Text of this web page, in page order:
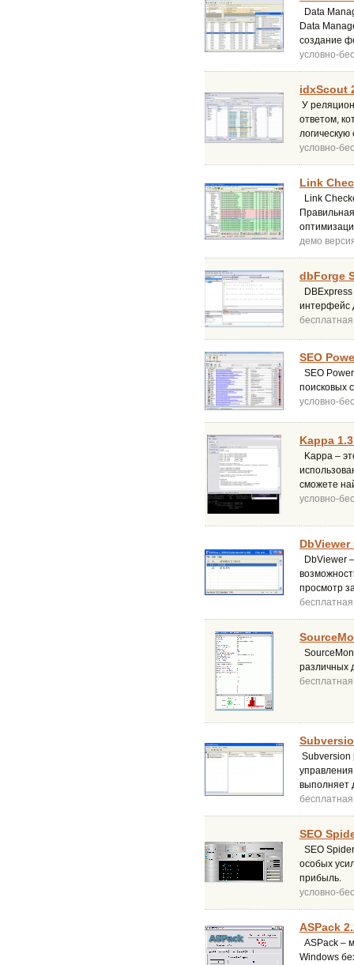
Data
Data
создание
условно-
idxScout
У
ответом,
логическую
условно-
Link
Link
демо
dbForge
интерфейс
бесплатная
SEO
SEO
поисковых
условно-
Kappa
Kappa –
сможете
условно-
DbViewer
DbViewer
просмотр
бесплатная
различных
бесплатная
Subversion
выполняет
бесплатная
SEO
SEO
особых
прибыль.
условно-
ASPack
ASPack –
Windows